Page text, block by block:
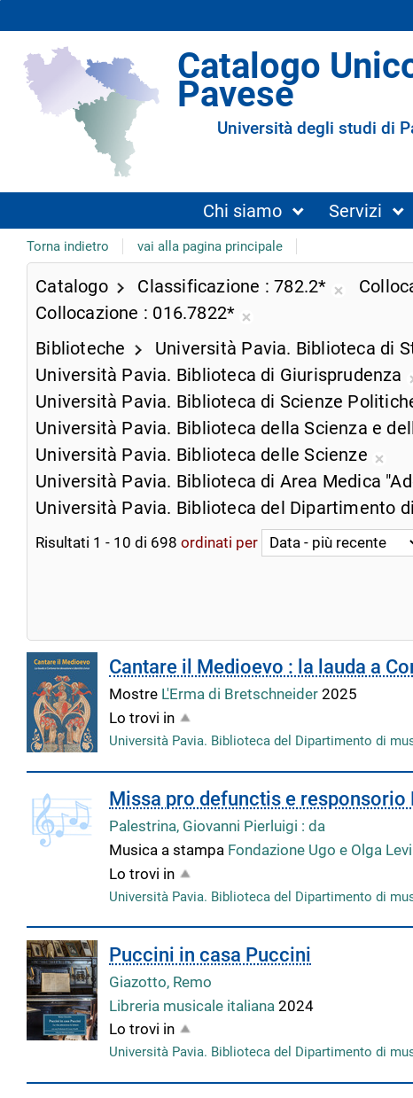
Catalogo
Pavese
Università degli studi di
Chi siamo Servizi
Torna indietro vai alla pagina principale
Catalogo Classificazione
782.2*
ricerca
corrente
Collocazione
016.7822*
dalla
ricerca
corrente
Biblioteche
Università Pavia. Biblioteca di
Università Pavia. Biblioteca di Giurisprudenza
Università Pavia. Biblioteca di Scienze
Università Pavia. Biblioteca della Scienza e
Università Pavia. Biblioteca delle Scienze
Università Pavia. Biblioteca di Area Medica
Università Pavia. Biblioteca del Dipartimento
Risultati 1 - 10 di 698 ordinati per
Cantare il Medioevo : la lauda a
Mostre L'Erma di Bretschneider2025
Lo trovi in
Università Pavia. Biblioteca del Dipartimento di
Missa pro defunctis e responsorio
Palestrina, Giovanni Pierluigi : da
Musica a stampa Fondazione Ugo e Olga
Lo trovi in
Università Pavia. Biblioteca del Dipartimento di
Puccini in casa Puccini
Giazotto, Remo
Libreria musicale italiana2024
Lo trovi in
Università Pavia. Biblioteca del Dipartimento di